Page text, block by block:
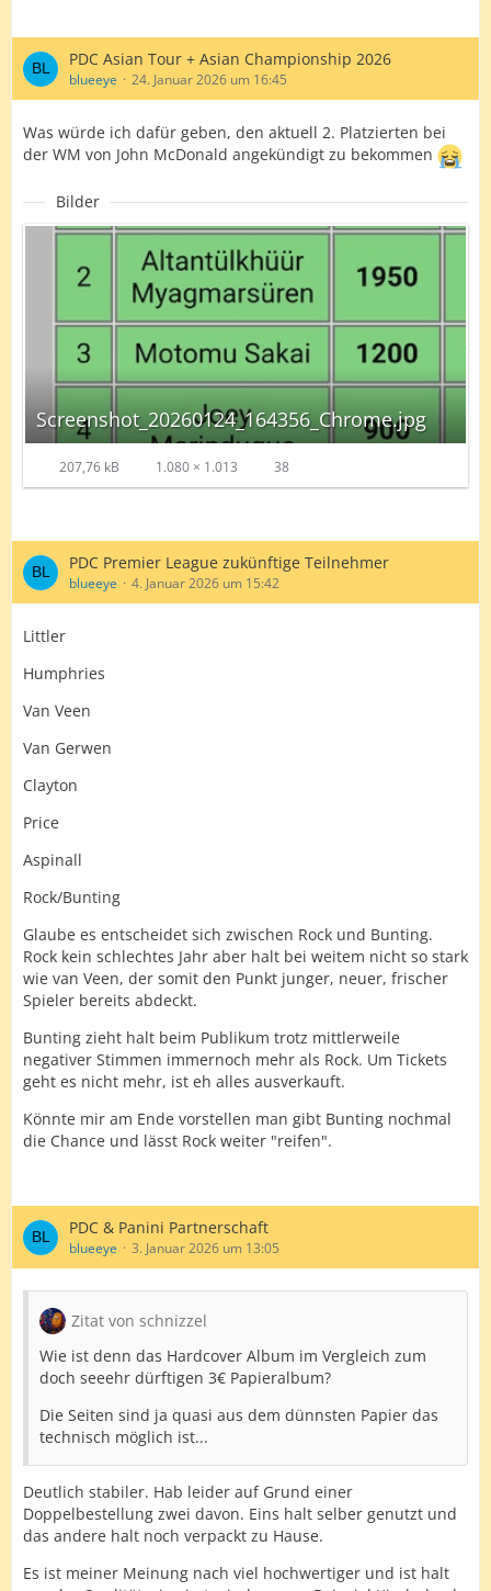
PDC Asian Tour + Asian Championship 2026
blueeye 24. Januar 2026 um 16:45
Was würde ich dafür geben, den aktuell 2. Platzierten bei
der WM von John McDonald angekündigt zu bekommen
Bilder
Screenshot_20260124_164356_Chrome.jpg
207,76 kB 1.080 × 1.013 38
PDC Premier League zukünftige Teilnehmer
blueeye 4. Januar 2026 um 15:42
Littler
Humphries
Van Veen
Van Gerwen
Clayton
Price
Aspinall
Rock/Bunting
Glaube es entscheidet sich zwischen Rock und Bunting.
Rock kein schlechtes Jahr aber halt bei weitem nicht so stark
wie van Veen, der somit den Punkt junger, neuer, frischer
Spieler bereits abdeckt.
Bunting zieht halt beim Publikum trotz mittlerweile
negativer Stimmen immernoch mehr als Rock. Um Tickets
geht es nicht mehr, ist eh alles ausverkauft.
Könnte mir am Ende vorstellen man gibt Bunting nochmal
die Chance und lässt Rock weiter "reifen".
PDC & Panini Partnerschaft
blueeye 3. Januar 2026 um 13:05
Zitat von schnizzel
Wie ist denn das Hardcover Album im Vergleich zum
doch seeehr dürftigen 3€ Papieralbum?
Die Seiten sind ja quasi aus dem dünnsten Papier das
technisch möglich ist...
Deutlich stabiler. Hab leider auf Grund einer
Doppelbestellung zwei davon. Eins halt selber genutzt und
das andere halt noch verpackt zu Hause.
Es ist meiner Meinung nach viel hochwertiger und ist halt